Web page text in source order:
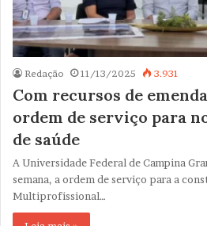
Redação 11/13/2025 3.931
Com recursos de
ordem de serviço para
de saúde
A Universidade Federal de Campina
semana, a ordem de serviço para a
Multiprofissional…